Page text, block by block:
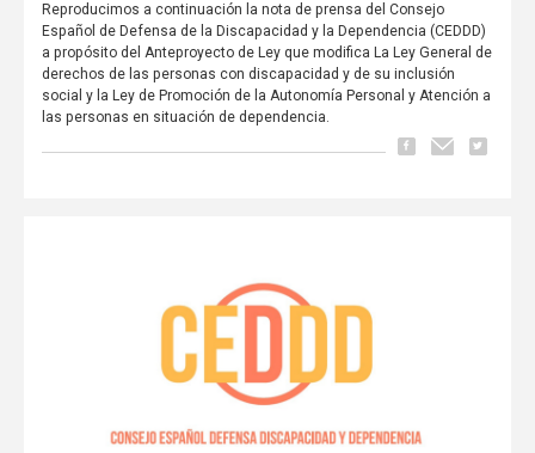
Reproducimos a continuación la nota de prensa del Consejo
Español de Defensa de la Discapacidad y la Dependencia (CEDDD)
a propósito del Anteproyecto de Ley que modifica La Ley General de
derechos de las personas con discapacidad y de su inclusión
social y la Ley de Promoción de la Autonomía Personal y Atención a
las personas en situación de dependencia.